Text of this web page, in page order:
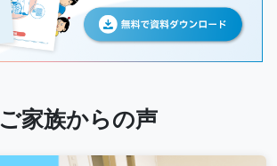
ご家族からの声